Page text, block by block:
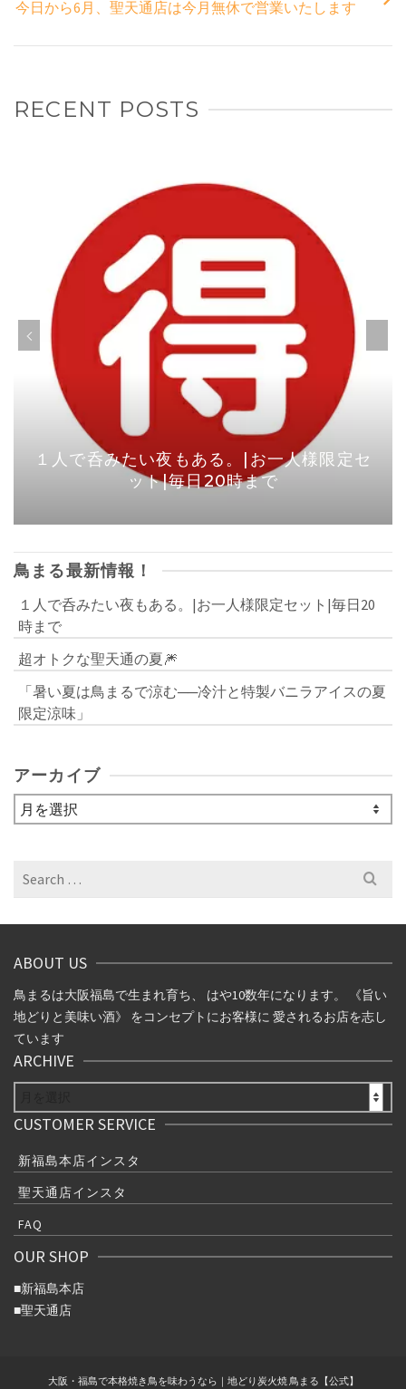
今日から6月、聖天通店は今月無休で営業いたします
RECENT POSTS
１人で呑みたい夜もある。|お一人様限定セ
ット|毎日20時まで
鳥まる最新情報！
１人で呑みたい夜もある。|お一人様限定セット|毎日20
時まで
超オトクな聖天通の夏🎆
「暑い夏は鳥まるで涼む──冷汁と特製バニラアイスの夏
限定涼味」
アーカイブ
ア
ー
Search
ABOUT US
鳥まるは大阪福島で生まれ育ち、 はや10数年になります。 《旨い
地どりと美味い酒》 をコンセプトにお客様に 愛されるお店を志し
ています
ARCHIVE
CUSTOMER SERVICE
新福島本店インスタ
聖天通店インスタ
FAQ
OUR SHOP
■新福島本店
■聖天通店
大阪・福島で本格焼き鳥を味わうなら｜地どり炭火焼 鳥まる【公式】